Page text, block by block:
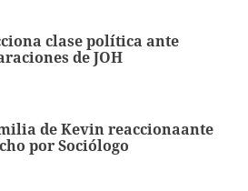
clase política ante
de JOH
de Kevin reaccionaante
por Sociólogo